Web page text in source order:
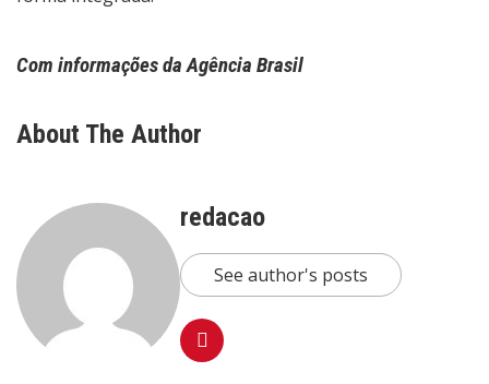
Com informações da Agência Brasil
About The Author
redacao
See author's posts